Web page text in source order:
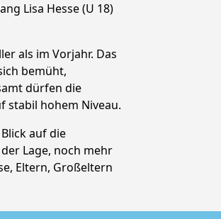
Lisa Hesse (U 18)
als im Vorjahr. Das
bemüht,
dürfen die
stabil hohem Niveau.
auf die
Lage, noch mehr
Eltern, Großeltern